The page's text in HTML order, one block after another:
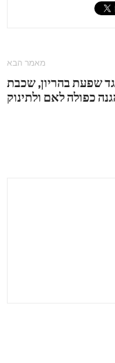
מאמר הבא
שפעת בהריון, שכבת
כפולה לאם ולתינוק